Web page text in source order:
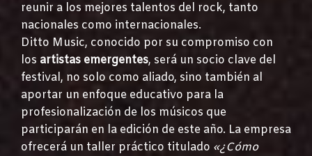
reunir a los mejores talentos del rock, tanto
nacionales como internacionales.
Ditto Music, conocido por su compromiso con
los artistas emergentes, será un socio clave del
festival, no solo como aliado, sino también al
aportar un enfoque educativo para la
profesionalización de los músicos que
participarán en la edición de este año. La empresa
ofrecerá un taller práctico titulado «¿Cómo